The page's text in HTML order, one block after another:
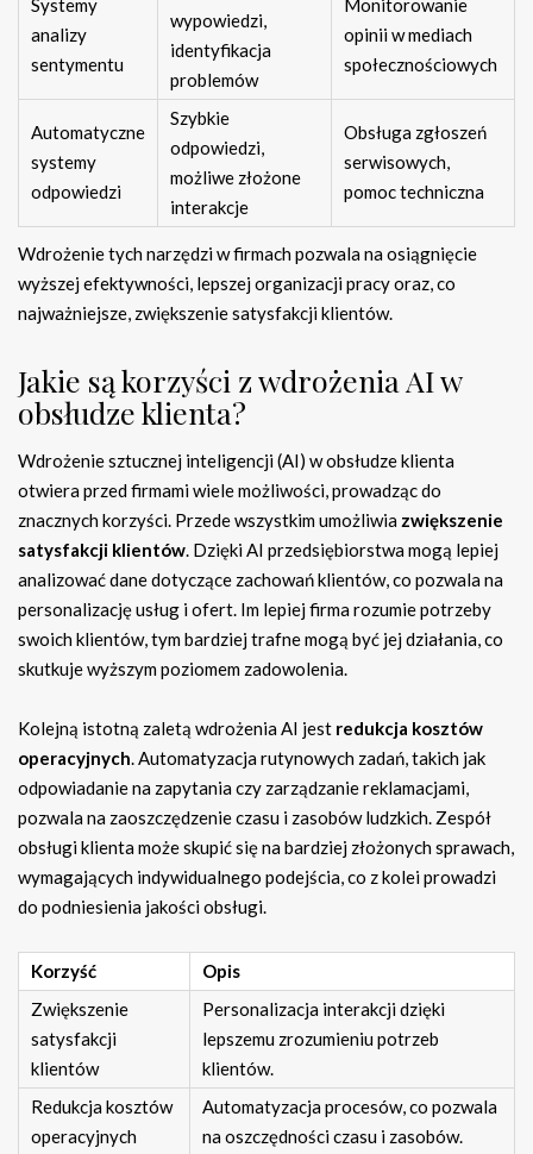
Systemy
analizy
sentymentu
wypowiedzi,
identyfikacja
problemów
Monitorowanie
opinii w mediach
społecznościowych
Automatyczne
systemy
odpowiedzi
Szybkie
odpowiedzi,
możliwe złożone
interakcje
Obsługa zgłoszeń
serwisowych,
pomoc techniczna
Wdrożenie tych narzędzi w firmach pozwala na osiągnięcie
wyższej efektywności, lepszej organizacji pracy oraz, co
najważniejsze, zwiększenie satysfakcji klientów.
Jakie są korzyści z wdrożenia AI w
obsłudze klienta?
Wdrożenie sztucznej inteligencji (AI) w obsłudze klienta
otwiera przed firmami wiele możliwości, prowadząc do
znacznych korzyści. Przede wszystkim umożliwia zwiększenie
satysfakcji klientów. Dzięki AI przedsiębiorstwa mogą lepiej
analizować dane dotyczące zachowań klientów, co pozwala na
personalizację usług i ofert. Im lepiej firma rozumie potrzeby
swoich klientów, tym bardziej trafne mogą być jej działania, co
skutkuje wyższym poziomem zadowolenia.
Kolejną istotną zaletą wdrożenia AI jest redukcja kosztów
operacyjnych. Automatyzacja rutynowych zadań, takich jak
odpowiadanie na zapytania czy zarządzanie reklamacjami,
pozwala na zaoszczędzenie czasu i zasobów ludzkich. Zespół
obsługi klienta może skupić się na bardziej złożonych sprawach,
wymagających indywidualnego podejścia, co z kolei prowadzi
do podniesienia jakości obsługi.
Korzyść
Opis
Zwiększenie
satysfakcji
klientów
Personalizacja interakcji dzięki
lepszemu zrozumieniu potrzeb
klientów.
Redukcja kosztów
operacyjnych
Automatyzacja procesów, co pozwala
na oszczędności czasu i zasobów.